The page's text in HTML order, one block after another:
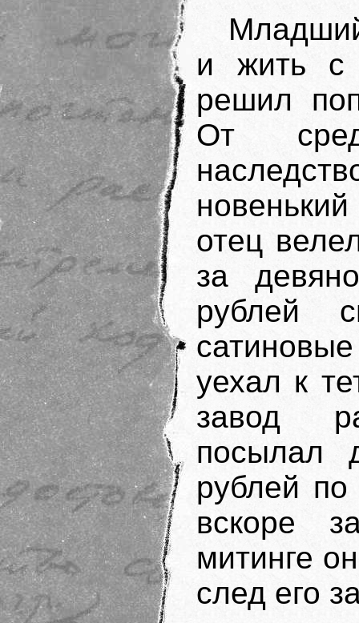
и жить с
решил
От
отец
за
рублей
уехал к
завод
посылал
рублей
вскоре
митинге
след его